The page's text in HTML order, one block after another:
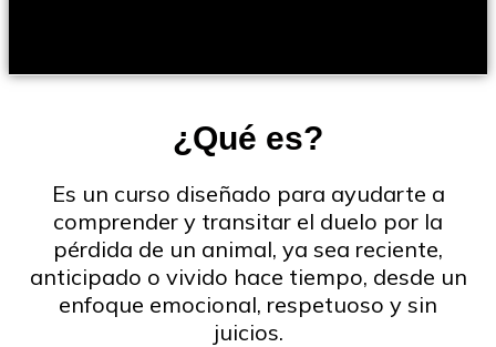
¿Qué es?
Es un curso diseñado para ayudarte a
comprender y transitar el duelo por la
pérdida de un animal, ya sea reciente,
anticipado o vivido hace tiempo, desde un
enfoque emocional, respetuoso y sin
juicios.